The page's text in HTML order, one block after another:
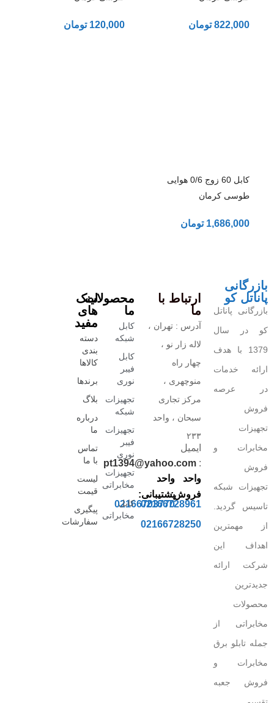
822,000 تومان 120,000 تومان
کابل 60 زوج 0/6 هوایی
طوسی کرمان
1,686,000 تومان
بازرگانی
پاناتل کو
بازرگانی پاناتل
کو در سال
1379 با هدف
ارائه خدمات
در عرصه
فروش
تجهیزات
مخابرات و
فروش
تجهیزات شبکه
تاسیس گردید.
از مهمترین
اهداف این
شرکت ارائه
جدیدترین
محصولات
مخابراتی از
جمله تابلو برق
مخابرات و
فروش جعبه
ارتباط با
ما
آدرس : تهران ،
لاله زار نو ،
چهار راه
منوچهری ،
مرکز تجاری
سبحان ، واحد
۲۳۳
ایمیل
:
pt1394@yahoo.com
واحد
فروش:
02166728961
02166728250
واحد
پشتیبانی:
02166703770
محصولات
ما
کابل
شبکه
کابل
فیبر
نوری
تجهیزات
شبکه
تجهیزات
فیبر
نوری
تجهیزات
مخابراتی
کابل
مخابراتی
لینک
های
مفید
دسته
بندی
کالاها
برندها
بلاگ
درباره
ما
تماس
با ما
لیست
قیمت
پیگیری
سفارشات